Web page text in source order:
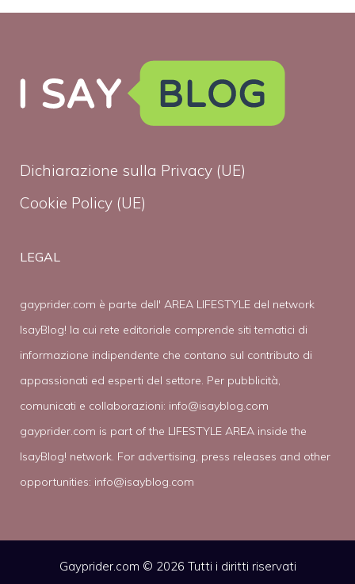
Dichiarazione sulla Privacy (UE)
Cookie Policy (UE)
LEGAL
gayprider.com è parte dell' AREA LIFESTYLE del network
IsayBlog! la cui rete editoriale comprende siti tematici di
informazione indipendente che contano sul contributo di
appassionati ed esperti del settore. Per pubblicità,
comunicati e collaborazioni: info@isayblog.com
gayprider.com is part of the LIFESTYLE AREA inside the
IsayBlog! network. For advertising, press releases and other
opportunities: info@isayblog.com
Gayprider.com © 2026 Tutti i diritti riservati